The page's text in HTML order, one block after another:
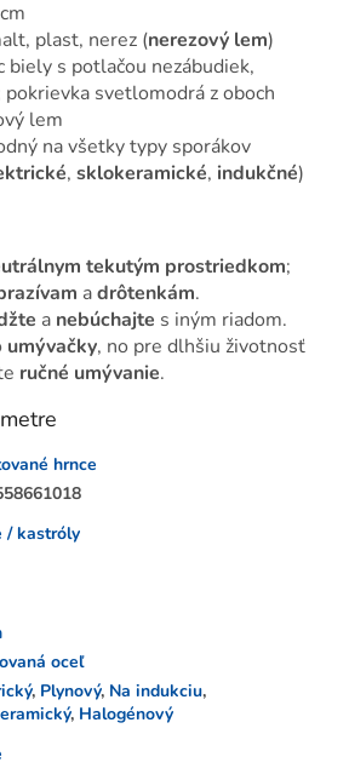
plast, nerez (nerezový lem)
biely s potlačou nezábudiek,
svetlomodrá z oboch
lem
na všetky typy sporákov
, sklokeramické, indukčné)
tekutým prostriedkom;
adrôtenkám.
a nebúchajte s iným riadom.
umývačky, no pre dlhšiu životnosť
ručné umývanie.
hrnce
/ kastróly
oceľ
, Plynový, Na indukciu,
, Halogénový